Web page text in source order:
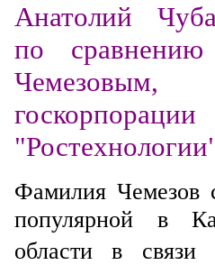
Анатолий
по
госкорпорации
Фамилия Чемезов
популярной в
области в